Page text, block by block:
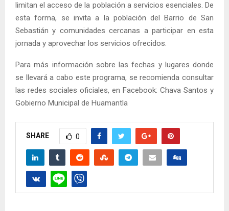
limitan el acceso de la población a servicios esenciales. De
esta forma, se invita a la población del Barrio de San
Sebastián y comunidades cercanas a participar en esta
jornada y aprovechar los servicios ofrecidos.
Para más información sobre las fechas y lugares donde
se llevará a cabo este programa, se recomienda consultar
las redes sociales oficiales, en Facebook: Chava Santos y
Gobierno Municipal de Huamantla
SHARE 0